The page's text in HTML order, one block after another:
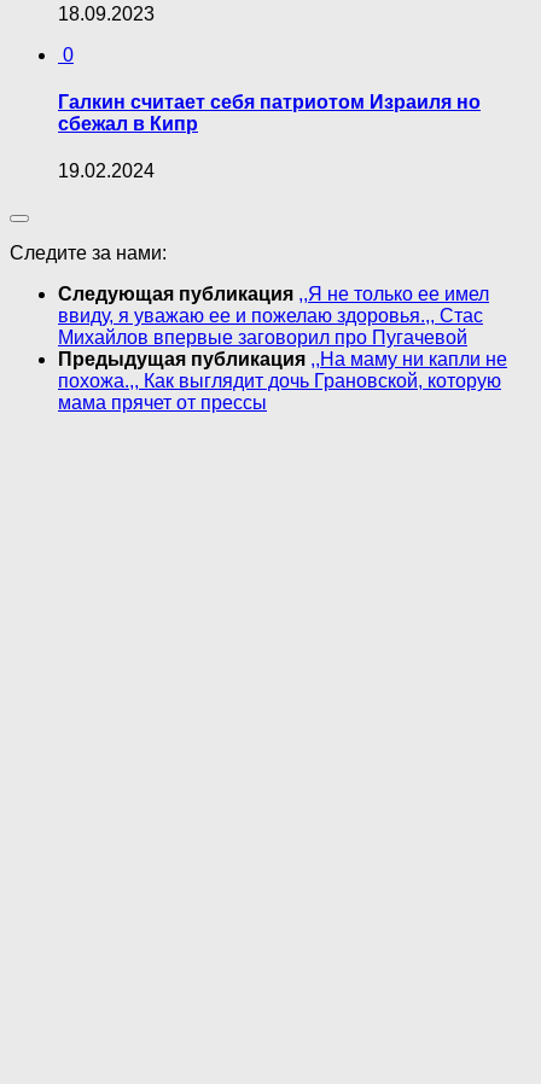
18.09.2023
0
Галкин считает себя патриотом Израиля но
сбежал в Кипр
19.02.2024
Следите за нами:
Следующая публикация ,,Я не только ее имел
ввиду, я уважаю ее и пожелаю здоровья.,, Стас
Михайлов впервые заговорил про Пугачевой
Предыдущая публикация ,,На маму ни капли не
похожа.,, Как выглядит дочь Грановской, которую
мама прячет от прессы